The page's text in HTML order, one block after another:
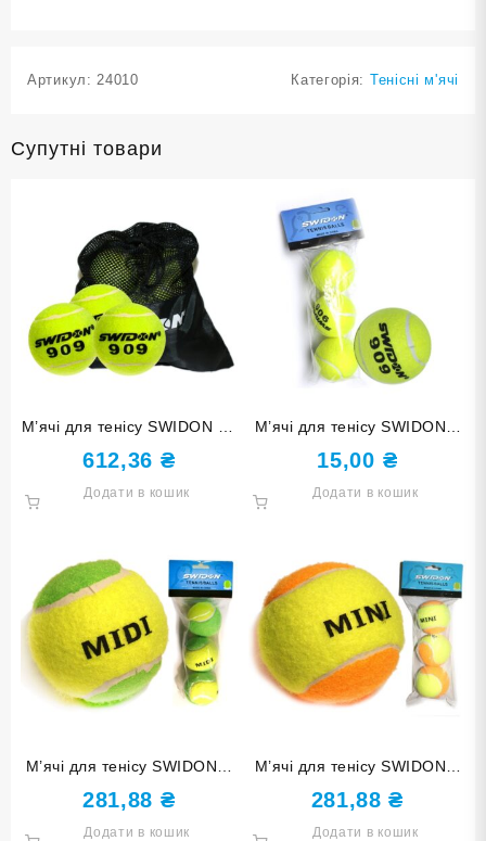
Артикул: 24010 Категорія: Тенісні м'ячі
Супутні товари
М’ячі для тенісу SWIDON 12
шт в упаковці 909-12
612,36 ₴
Додати в кошик
М’ячі для тенісу SWIDON 3
шт в упаковці 909-3
15,00 ₴
Додати в кошик
М’ячі для тенісу SWIDON 3
шт в упаковці MIDI-3
281,88 ₴
Додати в кошик
М’ячі для тенісу SWIDON 3
шт в упаковці mini-3
281,88₴
Додати в кошик